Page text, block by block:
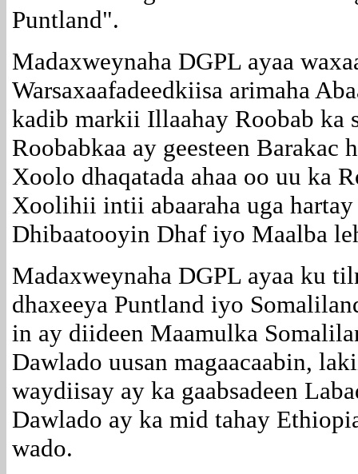
Puntland".
Madaxweynaha DGPL ayaa
Warsaxaafadeedkiisa arimaha
kadib markii Illaahay Roobab ka
Roobabkaa ay geesteen
Xoolo dhaqatada ahaa oo uu ka
Xoolihii intii abaaraha uga hartay
Dhibaatooyin Dhaf iyo Maalba
Madaxweynaha DGPL ayaa ku
dhaxeeya Puntland iyo
in ay diideen Maamulka
Dawlado uusan magaacaabin,
waydiisay ay ka gaabsadeen
Dawlado ay ka mid tahay
wado.